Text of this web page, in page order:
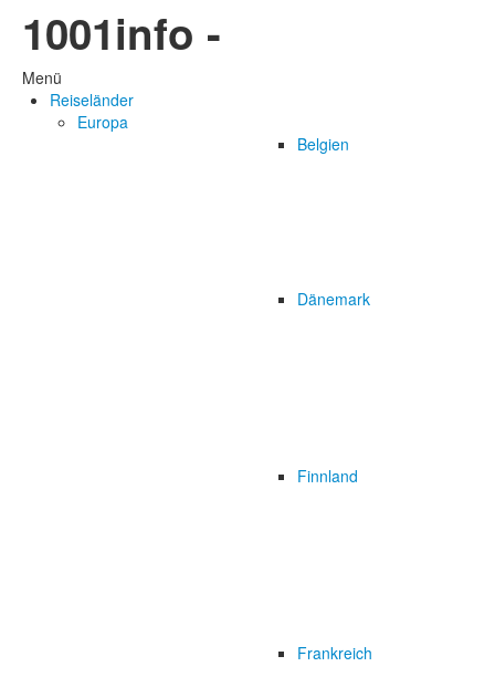
1001info -
Menü
Reiseländer
Europa
Belgien
Dänemark
Finnland
Frankreich